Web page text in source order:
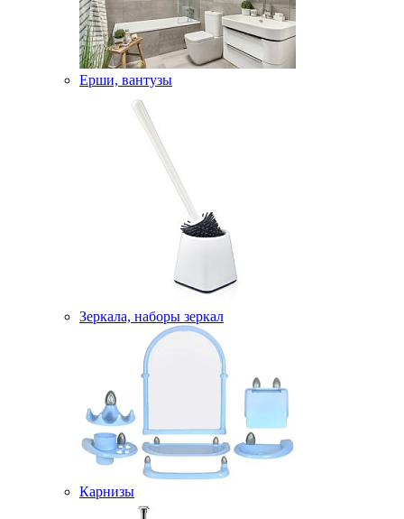
Ерши, вантузы
Зеркала, наборы зеркал
Карнизы